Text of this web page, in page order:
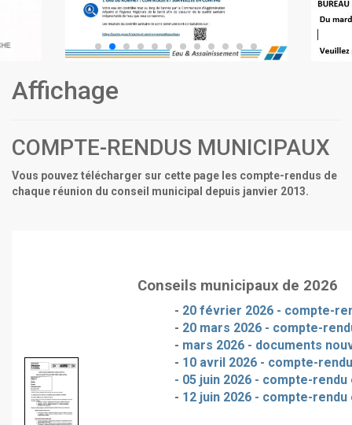
Affichage
COMPTE-RENDUS MUNICIPAUX
Vous pouvez télécharger sur cette page les compte-rendus de
chaque réunion du conseil municipal depuis janvier 2013.
Conseils municipaux de 2026
- 20 février 2026 - compte-
- 20 mars 2026 - compte-
- mars 2026 - documents
- 10 avril 2026 - compte-
- 05 juin 2026 - compte-
- 12 juin 2026 - compte-